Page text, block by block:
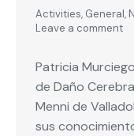
Activities, General,
Leave a comment
Patricia
de Daño
Menni de
sus